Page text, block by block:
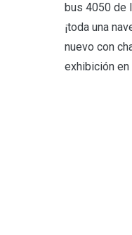
bus 4050 de
¡toda una
nuevo con
exhibición